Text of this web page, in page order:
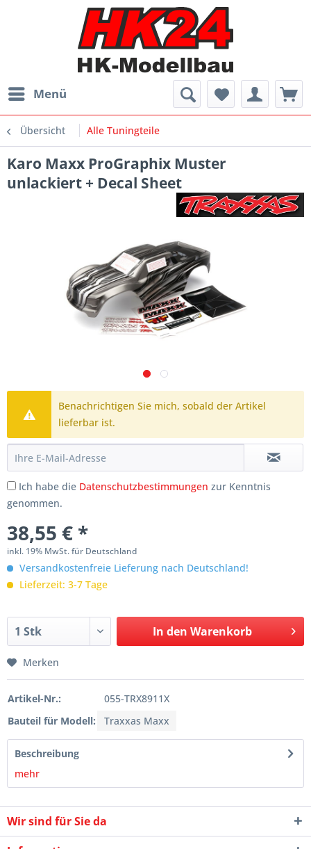
Menü
Übersicht Alle Tuningteile
Karo Maxx ProGraphix Muster
unlackiert + Decal Sheet
Benachrichtigen Sie mich, sobald der Artikel
lieferbar ist.
Ich habe die Datenschutzbestimmungen zur Kenntnis
genommen.
38,55 € *
inkl. 19% MwSt. für Deutschland
Versandkostenfreie Lieferung nach Deutschland!
Lieferzeit: 3-7 Tage
In den Warenkorb
Merken
Artikel-Nr.:
055-TRX8911X
Bauteil für Modell:
Traxxas Maxx
Beschreibung
mehr
Wir sind für Sie da